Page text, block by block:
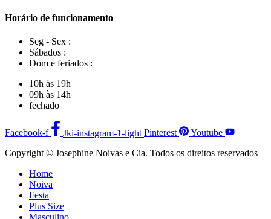
Horário de funcionamento
Seg - Sex :
Sábados :
Dom e feriados :
10h às 19h
09h às 14h
fechado
Facebook-f Jki-instagram-1-light Pinterest
Youtube
Copyright © Josephine Noivas e Cia. Todos os direitos reservados
Home
Noiva
Festa
Plus Size